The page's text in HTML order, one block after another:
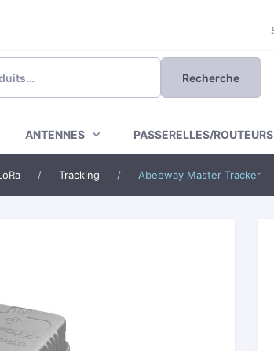
Recherche
ANTENNES PASSERELLES/ROUTEURS
/ Tracking / Abeeway Master Tracker